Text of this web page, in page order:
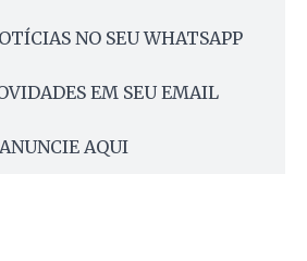
NO SEU WHATSAPP
EM SEU EMAIL
ANUNCIE AQUI